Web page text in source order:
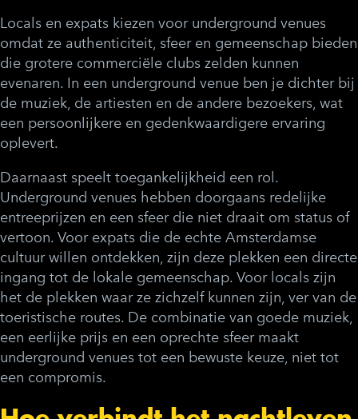
Locals en expats kiezen voor underground venues
omdat ze authenticiteit, sfeer en gemeenschap bieden
die grotere commerciële clubs zelden kunnen
evenaren. In een underground venue ben je dichter bij
de muziek, de artiesten en de andere bezoekers, wat
een persoonlijkere en gedenkwaardigere ervaring
oplevert.
Daarnaast speelt toegankelijkheid een rol.
Underground venues hebben doorgaans redelijke
entreeprijzen en een sfeer die niet draait om status of
vertoon. Voor expats die de echte Amsterdamse
cultuur willen ontdekken, zijn deze plekken een directe
ingang tot de lokale gemeenschap. Voor locals zijn
het de plekken waar ze zichzelf kunnen zijn, ver van de
toeristische routes. De combinatie van goede muziek,
een eerlijke prijs en een oprechte sfeer maakt
underground venues tot een bewuste keuze, niet tot
een compromis.